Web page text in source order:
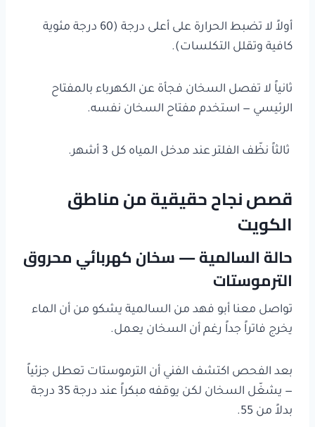
أولاً لا تضبط الحرارة على أعلى درجة (60 درجة مئوية
كافية وتقلل التكلسات).
ثانياً لا تفصل السخان فجأة عن الكهرباء بالمفتاح
الرئيسي — استخدم مفتاح السخان نفسه.
ثالثاً نظّف الفلتر عند مدخل المياه كل 3 أشهر.
قصص نجاح حقيقية من مناطق
الكويت
حالة السالمية — سخان كهربائي محروق
الترموستات
تواصل معنا أبو فهد من السالمية يشكو من أن الماء
يخرج فاتراً جداً رغم أن السخان يعمل.
بعد الفحص اكتشف الفني أن الترموستات تعطل جزئياً
— يشغّل السخان لكن يوقفه مبكراً عند درجة 35 درجة
بدلاً من 55.